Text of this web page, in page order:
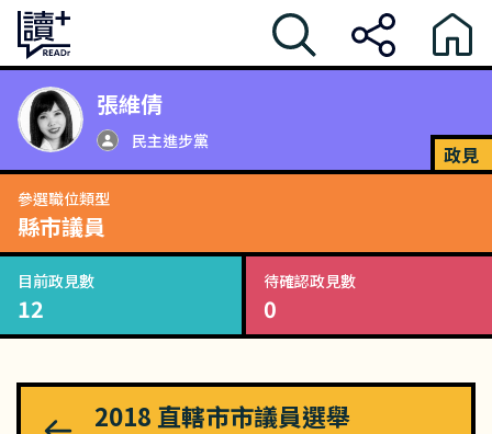
張維倩
民主進步黨
政見
參選職位類型
縣市議員
目前政見數
12
待確認政見數
0
2018 直轄市市議員選舉